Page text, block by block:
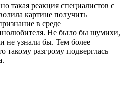
такая реакция специалистов с
картине получить
в среде
Не было бы шумихи,
не узнали бы. Тем более
такому разгрому подверглась